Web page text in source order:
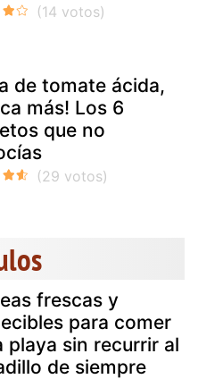
de tomate ácida,
más! Los 6
que no
frescas y
para comer
playa sin recurrir al
de siempre